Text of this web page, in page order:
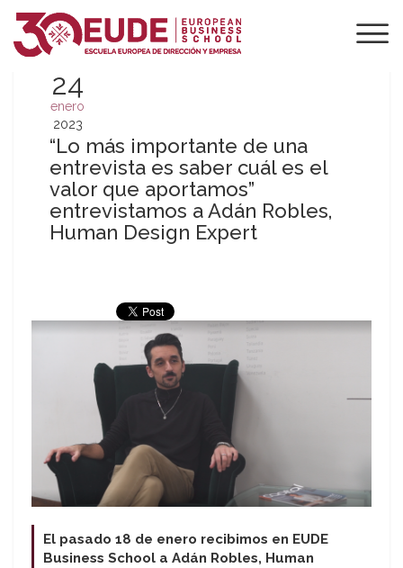
24
enero
2023
“Lo más importante de una
entrevista es saber cuál es el
valor que aportamos”
entrevistamos a Adán Robles,
Human Design Expert
El pasado 18 de enero recibimos en EUDE
Business School a Adán Robles, Human